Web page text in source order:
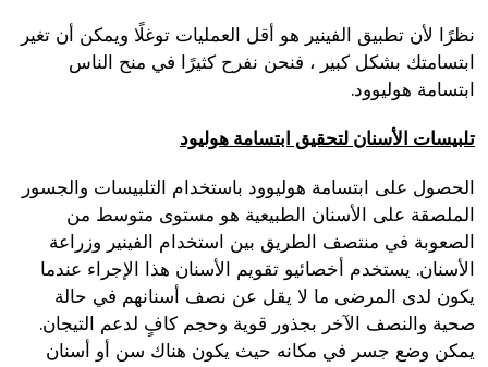
نظرًا لأن تطبيق الفينير هو أقل العمليات توغلًا ويمكن أن تغير
ابتسامتك بشكل كبير ، فنحن نفرح كثيرًا في منح الناس
ابتسامة هوليوود.
تلبيسات الأسنان لتحقيق ابتسامة هوليود
الحصول على ابتسامة هوليوود باستخدام التلبيسات والجسور
الملصقة على الأسنان الطبيعية هو مستوى متوسط من
الصعوبة في منتصف الطريق بين استخدام الفينير وزراعة
الأسنان. يستخدم أخصائيو تقويم الأسنان هذا الإجراء عندما
يكون لدى المرضى ما لا يقل عن نصف أسنانهم في حالة
صحية والنصف الآخر بجذور قوية وحجم كافٍ لدعم التيجان.
يمكن وضع جسر في مكانه حيث يكون هناك سن أو أسنان